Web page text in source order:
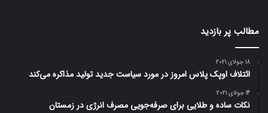
مطالب پر بازدید
18 جولای 2021
ائتلاف اوپک پلاس امروز در مورد سیاست جدید تولید مذاکره می‌کند
14 جولای 2021
نکات ساده و طلایی برای صرفه‌جویی مصرف انرژی در زمستان